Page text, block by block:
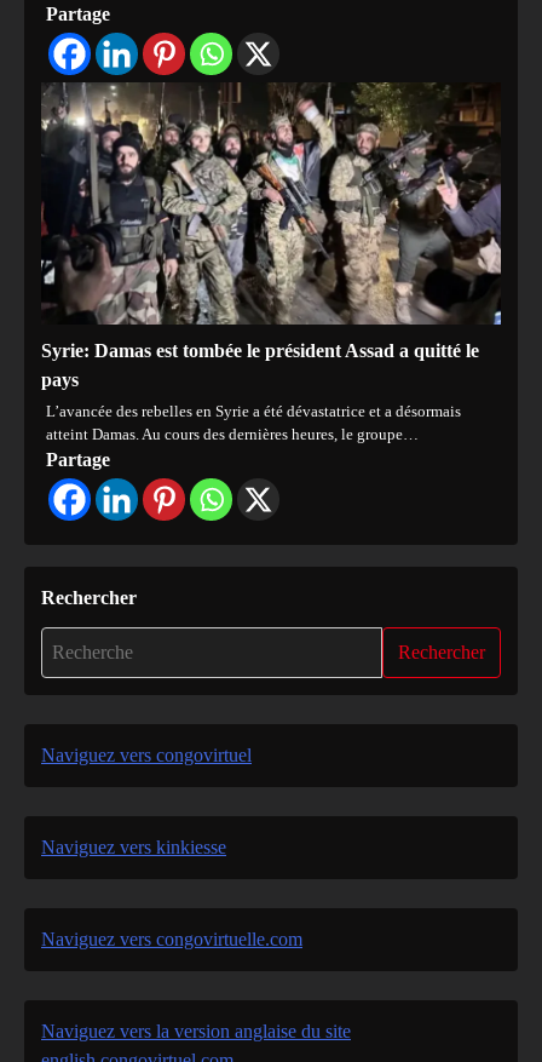
Partage
Syrie: Damas est tombée le président Assad a quitté le
pays
L’avancée des rebelles en Syrie a été dévastatrice et a désormais
atteint Damas. Au cours des dernières heures, le groupe…
Partage
Rechercher
Rechercher
Naviguez vers congovirtuel
Naviguez vers kinkiesse
Naviguez vers congovirtuelle.com
Naviguez vers la version anglaise du site